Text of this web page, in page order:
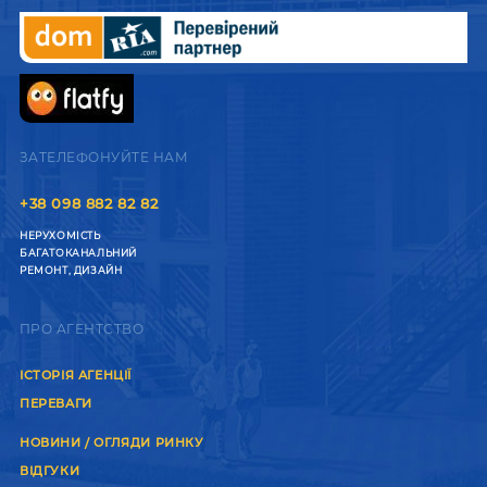
ЗАТЕЛЕФОНУЙТЕ НАМ
+38 098 882 82 82
НЕРУХОМІСТЬ
БАГАТОКАНАЛЬНИЙ
РЕМОНТ, ДИЗАЙН
ПРО АГЕНТСТВО
ІСТОРІЯ АГЕНЦІЇ
ПЕРЕВАГИ
НОВИНИ / ОГЛЯДИ РИНКУ
ВІДГУКИ